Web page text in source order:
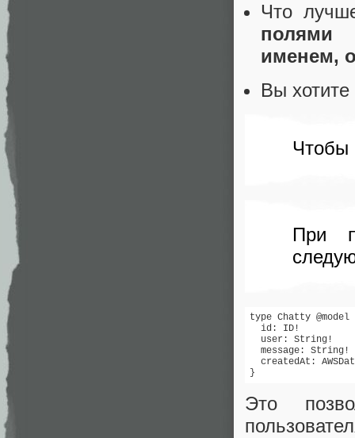
Что
полями
именем,
Вы хотите
Чтобы
При
type Chatty
  id: ID!
  user: String!
  message: String!
createdAt:
}
Это